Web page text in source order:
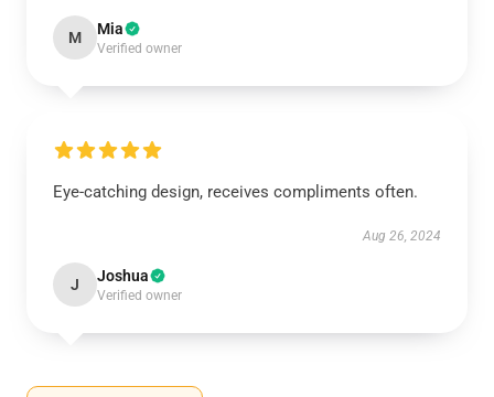
M Mia
Verified owner
Eye-catching design, receives compliments often.
Aug 26, 2024
J Joshua
Verified owner